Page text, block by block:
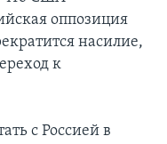
оппозиция
насилие,
к
с Россией в